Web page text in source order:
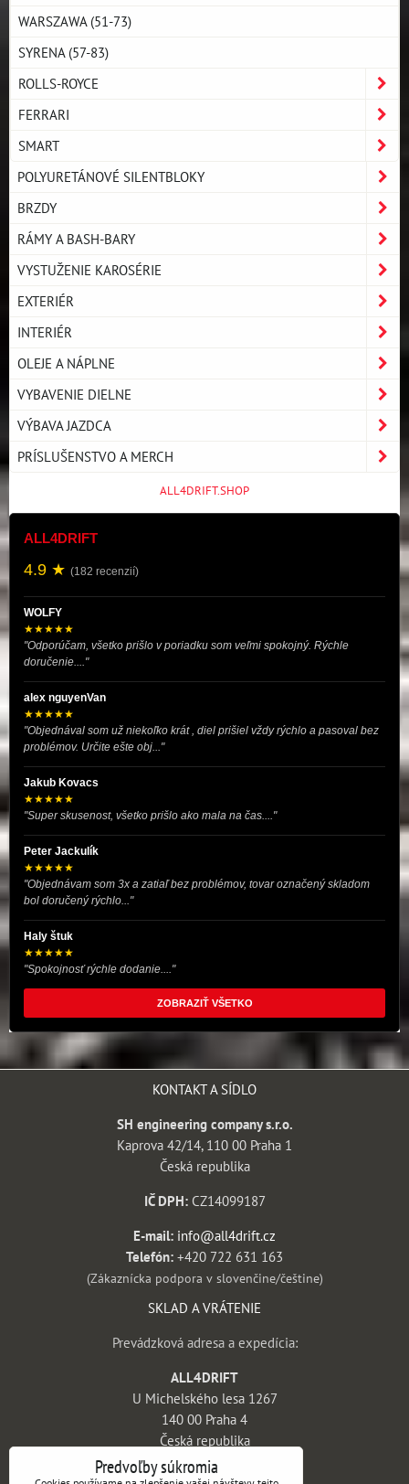
WARSZAWA (51-73)
SYRENA (57-83)
ROLLS-ROYCE
FERRARI
SMART
POLYURETÁNOVÉ SILENTBLOKY
BRZDY
RÁMY A BASH-BARY
VYSTUŽENIE KAROSÉRIE
EXTERIÉR
INTERIÉR
OLEJE A NÁPLNE
VYBAVENIE DIELNE
VÝBAVA JAZDCA
PRÍSLUŠENSTVO A MERCH
ALL4DRIFT.SHOP
ALL4DRIFT
4.9 ★ (182 recenzií)
WOLFY
★★★★★
"Odporúčam, všetko prišlo v poriadku som veľmi spokojný. Rýchle
doručenie...."
alex nguyenVan
★★★★★
"Objednával som už niekoľko krát , diel prišiel vždy rýchlo a pasoval bez
problémov. Určite ešte obj..."
Jakub Kovacs
★★★★★
"Super skusenost, všetko prišlo ako mala na čas...."
Peter Jackulík
★★★★★
"Objednávam som 3x a zatiaľ bez problémov, tovar označený skladom
bol doručený rýchlo..."
Haly štuk
★★★★★
"Spokojnosť rýchle dodanie...."
ZOBRAZIŤ VŠETKO
KONTAKT A SÍDLO
SH engineering company s.r.o.
Kaprova 42/14, 110 00 Praha 1
Česká republika
IČ DPH:CZ14099187
E-mail: info@all4drift.cz
Telefón: +420 722 631 163
(Zákaznícka podpora v slovenčine/češtine)
SKLAD A VRÁTENIE
Prevádzková adresa a expedícia:
ALL4DRIFT
U Michelského lesa 1267
140 00 Praha 4
Česká republika
INFORMÁCIE
Predvoľby súkromia